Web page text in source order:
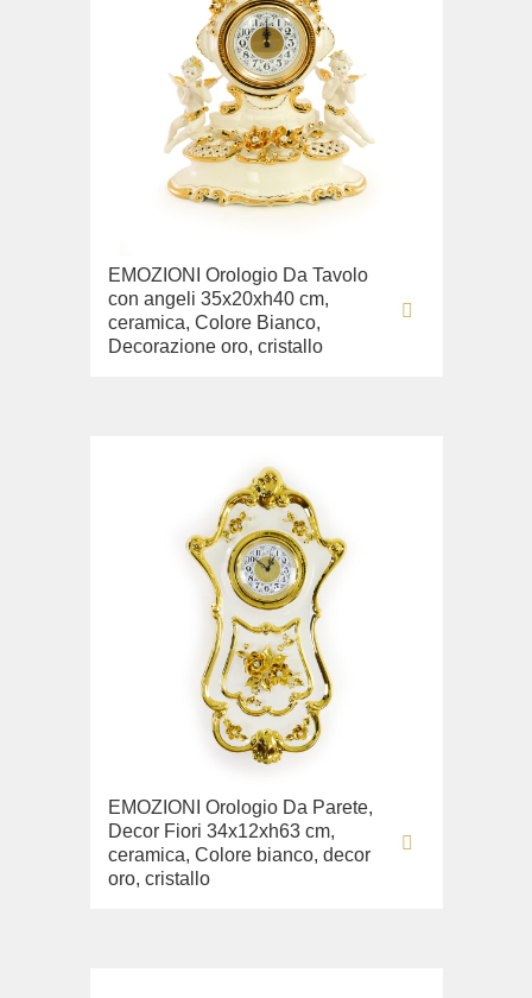
EMOZIONI Orologio Da Tavolo
con angeli 35x20xh40 cm,
ceramica, Colore Bianco,
Decorazione oro, cristallo
EMOZIONI Orologio Da Parete,
Decor Fiori 34x12xh63 cm,
ceramica, Colore bianco, decor
oro, cristallo